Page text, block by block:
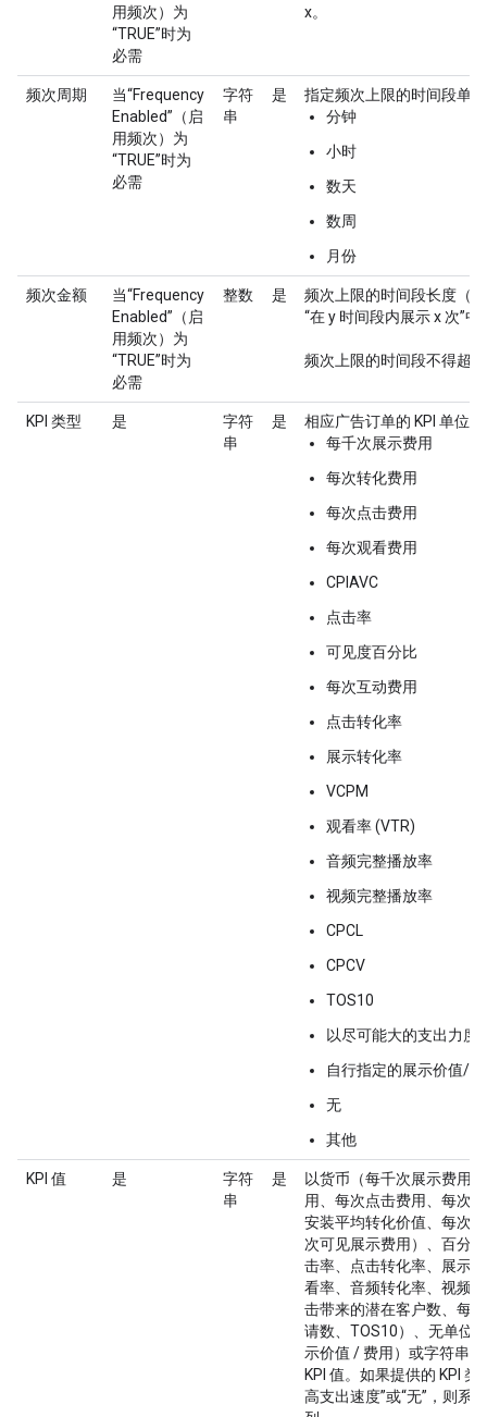
用频次）为
“TRUE”时为
必需
x。
频次周期
当“Frequency
Enabled”（启
用频次）为
“TRUE”时为
必需
字符
串
是
指定频次上限的时间段单
分钟
小时
数天
数周
月份
频次金额
当“Frequency
Enabled”（启
用频次）为
“TRUE”时为
必需
整数 是
频次上限的时间段长度（
“在 y 时间段内展示 x 次”中
频次上限的时间段不得超
KPI 类型 是
字符
串
是
相应广告订单的 KPI 单位
每千次展示费用
每次转化费用
每次点击费用
每次观看费用
CPIAVC
点击率
可见度百分比
每次互动费用
点击转化率
展示转化率
VCPM
观看率 (VTR)
音频完整播放率
视频完整播放率
CPCL
CPCV
TOS10
以尽可能大的支出力度
自行指定的展示价值/
无
其他
KPI 值 是
字符
串
是
以货币（每千次展示费用
用、每次点击费用、每次
安装平均转化价值、每次
次可见展示费用）、百分
击率、点击转化率、展示
看率、音频转化率、视频
击带来的潜在客户数、每
请数、TOS10）、无单位
示价值 / 费用）或字符串
KPI 值。如果提供的 KPI 类
高支出速度”或“无”，则系